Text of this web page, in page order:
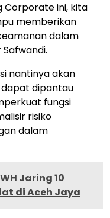
Corporate ini, kita
memberikan
dalam
nantinya akan
dipantau
fungsi
risiko
dalam
Jaring 10
di Aceh Jaya